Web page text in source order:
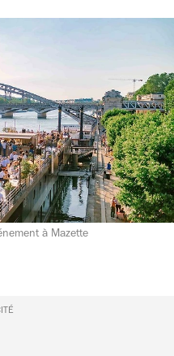
à Mazette